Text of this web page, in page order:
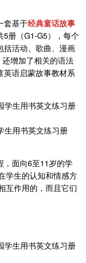
套基于经典童话故事
册（G1-G5），每个
括活动、歌曲、漫画
增加了相关的语法
英语启蒙故事教材系
生用书英文练习册
，面向6至11岁的学
学生的认知和情感方
互作用的，而且它们